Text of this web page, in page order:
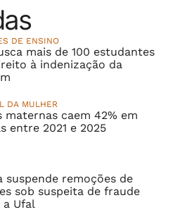
DE ENSINO
mais de 100 estudantes
à indenização da
DA MULHER
maternas caem 42% em
entre 2021 e 2025
suspende remoções de
sob suspeita de fraude
Ufal